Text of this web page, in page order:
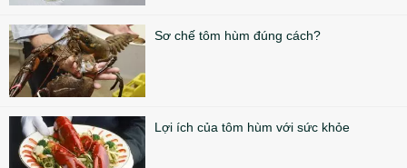
Sơ chế tôm hùm đúng cách?
Lợi ích của tôm hùm với sức khỏe